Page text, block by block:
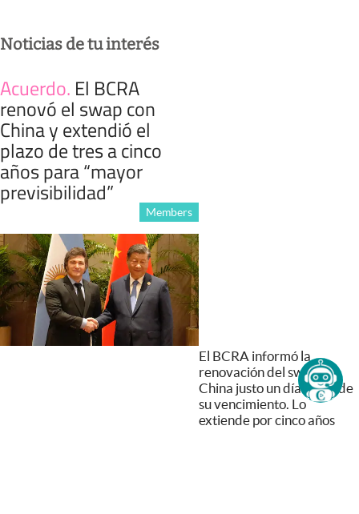
Noticias de tu interés
Acuerdo. El BCRA
renovó el swap con
China y extendió el
plazo de tres a cinco
años para “mayor
previsibilidad”
Members
El BCRA informó la
renovación del swap con
China justo un día antes de
su vencimiento. Lo
extiende por cinco años